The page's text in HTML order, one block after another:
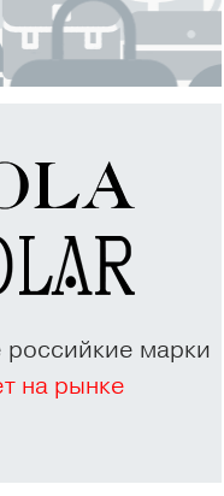
марки
на рынке